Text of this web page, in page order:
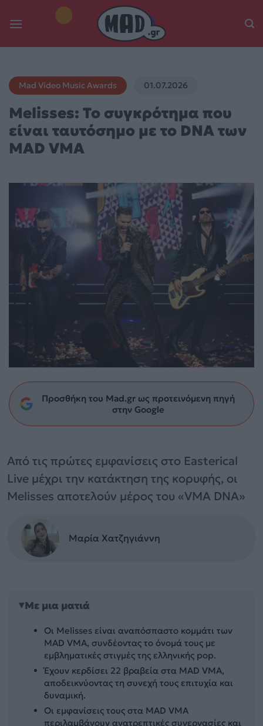
Mad Video Music Awards 01.07.2026
Melisses: Το συγκρότημα που
είναι ταυτόσημο με το DNA των
MAD VMA
Προσθήκη του Mad.gr ως προτεινόμενη πηγή
στην Google
Από τις πρώτες εμφανίσεις στο Easterical
Live μέχρι την κατάκτηση της κορυφής, οι
Melisses αποτελούν μέρος του «VMA DNA»
Μαρία Χατζηγιάννη
Με μια ματιά
Οι Melisses είναι αναπόσπαστο κομμάτι των
MAD VMA, συνδέοντας το όνομά τους με
εμβληματικές στιγμές της ελληνικής pop.
Έχουν κερδίσει 22 βραβεία στα MAD VMA,
αποδεικνύοντας τη συνεχή τους επιτυχία και
δυναμική.
Οι εμφανίσεις τους στα MAD VMA
περιλαμβάνουν ανατρεπτικές συνεργασίες και